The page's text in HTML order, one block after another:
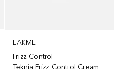
LAKME
Frizz Control
Teknia Frizz Control Cream